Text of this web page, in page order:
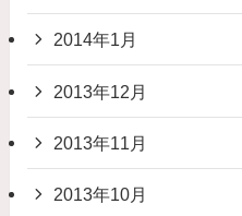
2014年1月
2013年12月
2013年11月
2013年10月